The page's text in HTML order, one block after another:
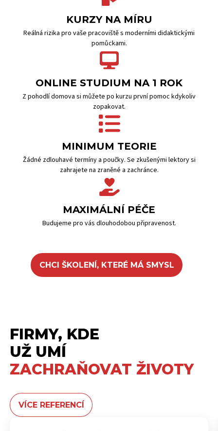
KURZY NA MÍRU
Reálná rizika pro vaše pracoviště s moderními didaktickými
pomůckami.
ONLINE STUDIUM NA 1 ROK
Z pohodlí domova si můžete po kurzu první pomoc kdykoliv
zopakovat.
MINIMUM TEORIE
Žádné zdlouhavé termíny a poučky. Se zkušenými lektory si
zahrajete na zraněné a zachránce.
MAXIMÁLNÍ PÉČE
Budujeme pro vás dlouhodobou připravenost.
CHCI ŠKOLENÍ, KTERÉ MÁ SMYSL
FIRMY, KDE
UŽ UMÍ
ZACHRAŇOVAT ŽIVOTY
VÍCE REFERENCÍ